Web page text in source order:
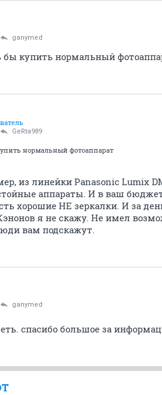
ganymed
бы купить нормальный
GeRta989
нормальный фотоаппарат
из линейки Panasonic Lumix
аппараты. И в ваш
хорошие НЕ зеркалки. И за
я не скажу. Не имел
вам подскажут.
ganymed
спасибо большое за